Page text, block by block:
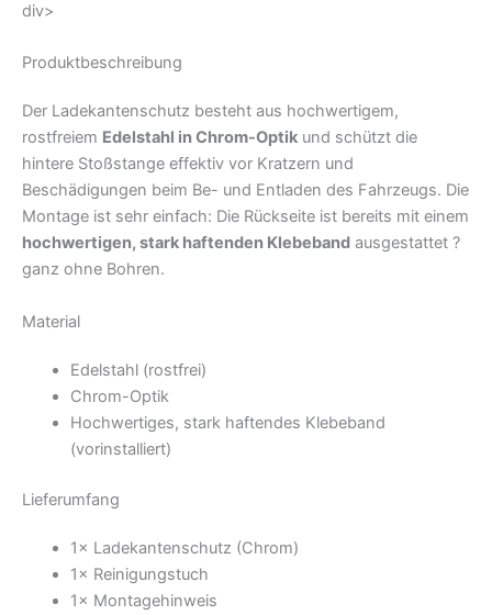
div>
Produktbeschreibung
Der Ladekantenschutz besteht aus hochwertigem,
rostfreiem Edelstahl in Chrom-Optik und schützt die
hintere Stoßstange effektiv vor Kratzern und
Beschädigungen beim Be- und Entladen des Fahrzeugs. Die
Montage ist sehr einfach: Die Rückseite ist bereits mit einem
hochwertigen, stark haftenden Klebeband ausgestattet ?
ganz ohne Bohren.
Material
Edelstahl (rostfrei)
Chrom-Optik
Hochwertiges, stark haftendes Klebeband
(vorinstalliert)
Lieferumfang
1× Ladekantenschutz (Chrom)
1× Reinigungstuch
1× Montagehinweis